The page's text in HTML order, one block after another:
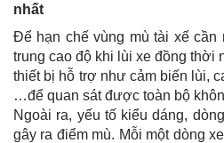
nhất
Để hạn chế vùng mù tài xế cần
trung cao độ khi lùi xe đồng thời
thiết bị hỗ trợ như cảm biến lùi,
…để quan sát được toàn bộ
Ngoài ra, yếu tố kiểu dáng,
gây ra điểm mù. Mỗi một dòng